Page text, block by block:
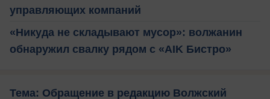
управляющих компаний
«Никуда не складывают мусор»: волжанин
обнаружил свалку рядом с «AIK Бистро»
Тема: Обращение в редакцию Волжский